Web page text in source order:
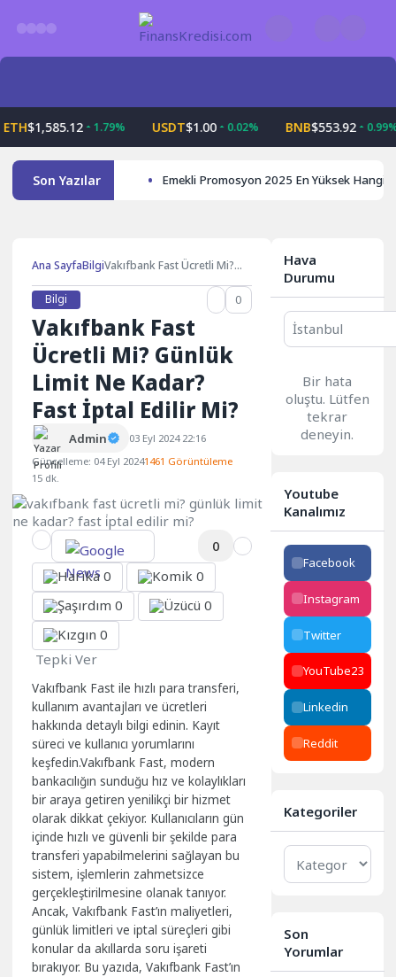
$1,585.12 1.79% USDT$1.00 0.02% $553.92 0.99%
Son Yazılar Emekli Promosyon 2025 En Yüksek Hangi
Ana SayfaBilgiVakıfbank Fast Ücretli Mi?
Bilgi 0
Vakıfbank Fast
Ücretli Mi? Günlük
Limit Ne Kadar?
Fast İptal Edilir Mi?
Admin
03 Eyl 2024 22:16
Güncelleme: 04 Eyl 20241461 Görüntüleme
15 dk.
0
0
0
0
0
0
Tepki Ver
Vakıfbank Fast ile hızlı para transferi,
kullanım avantajları ve ücretleri
hakkında detaylı bilgi edinin. Kayıt
süreci ve kullanıcı yorumlarını
keşfedin.Vakıfbank Fast, modern
bankacılığın sunduğu hız ve kolaylıkları
bir araya getiren yenilikçi bir hizmet
olarak dikkat çekiyor. Kullanıcıların gün
içinde hızlı ve güvenli bir şekilde para
transferi yapabilmelerini sağlayan bu
sistem, işlemlerin zahmetsizce
gerçekleştirilmesine olanak tanıyor.
Ancak, Vakıfbank Fast’ın maliyetleri,
günlük limitleri ve iptal süreçleri gibi
konular da akıllarda soru işareti
bırakıyor. Bu yazıda, Vakıfbank Fast’ın
Hava
Durumu
Bir hata
oluştu. Lütfen
tekrar
deneyin.
Youtube
Kanalımız
Facebook
Instagram
Twitter
YouTube23
Linkedin
Reddit
Kategoriler
Kategoriler
Son
Yorumlar